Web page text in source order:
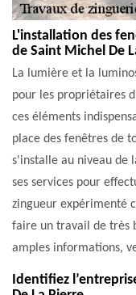
L'installation des
de Saint Michel De
La lumière et la
pour les propriétaires
ces éléments
place des fenêtres de
s'installe au niveau de
ses services pour
zingueur expérimenté
faire un travail de très
amples informations,
Identifiez